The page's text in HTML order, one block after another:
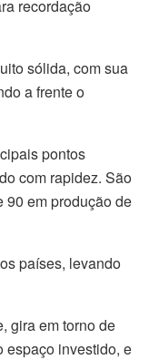
recordação
sólida, com sua
a frente o
pontos
com rapidez. São
90 em produção de
países, levando
gira em torno de
espaço investido, e